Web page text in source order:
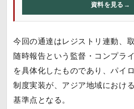
資料を見る →
今回の通達はレジストリ連動、
随時報告という監督・コンプラ
を具体化したものであり、パイ
制度実装が、アジア地域におけ
基準点となる。